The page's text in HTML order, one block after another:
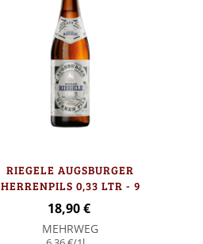
RIEGELE AUGSBURGER
HERRENPILS 0,33 LTR - 9
FLASCHEN
18,90 €
MEHRWEG